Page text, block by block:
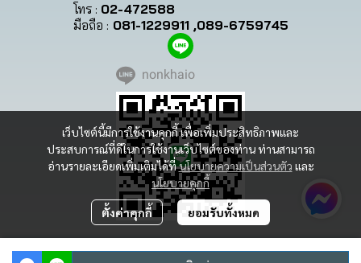
เว็บไซต์นี้มีการใช้งานคุกกี้ เพื่อเพิ่มประสิทธิภาพและ
ประสบการณ์ที่ดีในการใช้งานเว็บไซต์ของท่าน ท่านสามารถ
อ่านรายละเอียดเพิ่มเติมได้ที่นโยบายความเป็นส่วนตัว และ
นโยบายคุกกี้
ตั้งค่าคุกกี้ ยอมรับทั้งหมด
โทร : 02-472588
มือถือ : 081-1229911 ,089-6759745
nonkhaio
Copyright | All Rights Reserved | Powered by MWE